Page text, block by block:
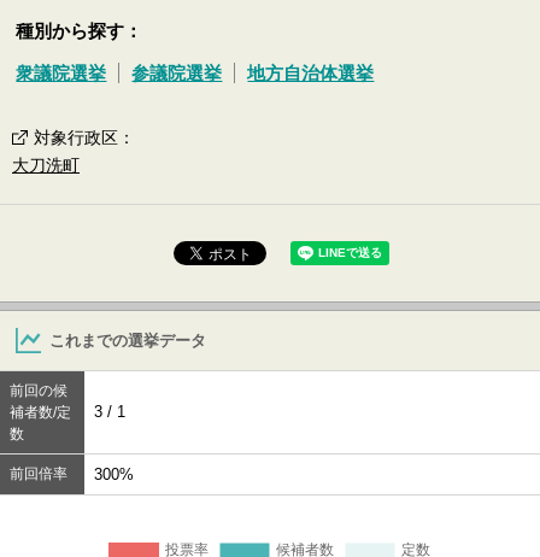
種別から探す：
衆議院選挙 参議院選挙 地方自治体選挙
対象行政区 ：
大刀洗町
これまでの選挙データ
前回の候
補者数/定
数
3 / 1
前回倍率 300%